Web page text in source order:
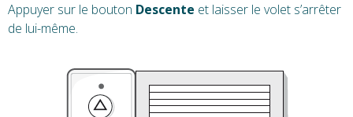
Appuyer sur le bouton Descente et laisser le volet s’arrêter
de lui-même.